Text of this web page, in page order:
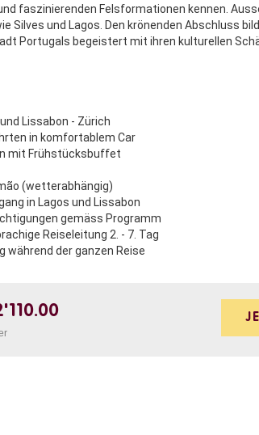
faszinierenden Felsformationen kennen.
Silves und Lagos. Den krönenden Abschluss
Portugals begeistert mit ihren kulturellen
Lissabon - Zürich
in komfortablem Car
mit Frühstücksbuffet
(wetterabhängig)
in Lagos und Lissabon
gemäss Programm
Reiseleitung 2. - 7. Tag
während der ganzen Reise